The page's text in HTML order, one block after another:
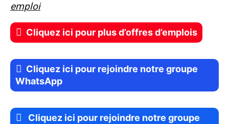
emploi
Cliquez ici pour plus d’offres d’emplois
Cliquez ici pour rejoindre notre groupe
WhatsApp
Cliquez ici pour rejoindre notre groupe